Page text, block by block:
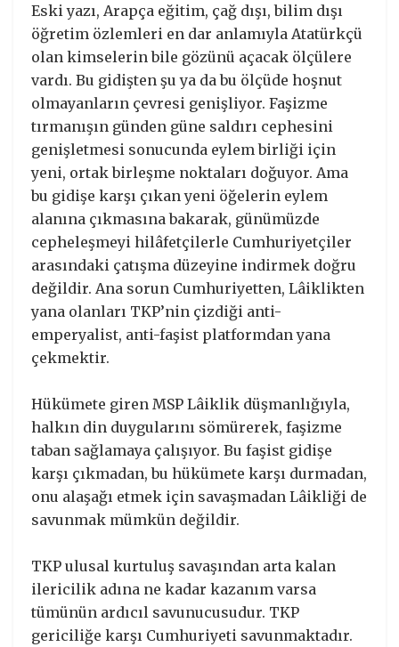
Eski yazı, Arapça eğitim, çağ dışı, bilim dışı
öğretim özlemleri en dar anlamıyla Atatürkçü
olan kimselerin bile gözünü açacak ölçülere
vardı. Bu gidişten şu ya da bu ölçüde hoşnut
olmayanların çevresi genişliyor. Faşizme
tırmanışın günden güne saldırı cephesini
genişletmesi sonucunda eylem birliği için
yeni, ortak birleşme noktaları doğuyor. Ama
bu gidişe karşı çıkan yeni öğelerin eylem
alanına çıkmasına bakarak, günümüzde
cepheleşmeyi hilâfetçilerle Cumhuriyetçiler
arasındaki çatışma düzeyine indirmek doğru
değildir. Ana sorun Cumhuriyetten, Lâiklikten
yana olanları TKP’nin çizdiği anti-
emperyalist, anti-faşist platformdan yana
çekmektir.
Hükümete giren MSP Lâiklik düşmanlığıyla,
halkın din duygularını sömürerek, faşizme
taban sağlamaya çalışıyor. Bu faşist gidişe
karşı çıkmadan, bu hükümete karşı durmadan,
onu alaşağı etmek için savaşmadan Lâikliği de
savunmak mümkün değildir.
TKP ulusal kurtuluş savaşından arta kalan
ilericilik adına ne kadar kazanım varsa
tümünün ardıcıl savunucusudur. TKP
gericiliğe karşı Cumhuriyeti savunmaktadır.